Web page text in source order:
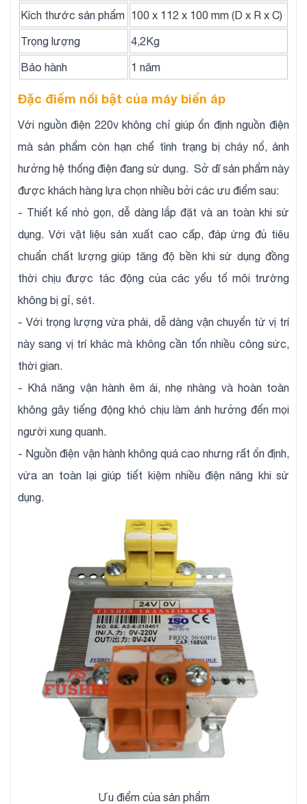
Kích thước sản phẩm 100 x 112 x 100 mm (D x R x C)
Trọng lượng 4,2Kg
Bảo hành 1 năm
Đặc điểm nổi bật của máy biến áp
Với nguồn điện 220v không chỉ giúp ổn định nguồn điện
mà sản phẩm còn hạn chế tình trạng bị cháy nổ, ảnh
hưởng hệ thống điện đang sử dụng. Sở dĩ sản phẩm này
được khách hàng lựa chọn nhiều bởi các ưu điểm sau:
- Thiết kế nhỏ gọn, dễ dàng lắp đặt và an toàn khi sử
dụng. Với vật liệu sản xuất cao cấp, đáp ứng đủ tiêu
chuẩn chất lượng giúp tăng độ bền khi sử dụng đồng
thời chịu được tác động của các yếu tố môi trường
không bị gỉ, sét.
- Với trọng lượng vừa phải, dễ dàng vận chuyển từ vị trí
này sang vị trí khác mà không cần tốn nhiều công sức,
thời gian.
- Khả năng vận hành êm ái, nhẹ nhàng và hoàn toàn
không gây tiếng động khó chịu làm ảnh hưởng đến mọi
người xung quanh.
- Nguồn điện vận hành không quá cao nhưng rất ổn định,
vừa an toàn lại giúp tiết kiệm nhiều điện năng khi sử
dụng.
Ưu điểm của sản phẩm